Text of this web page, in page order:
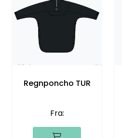
Regnponcho TUR
Fra: